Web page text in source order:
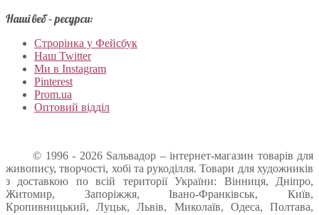
Наші веб – ресурси:
Строрінка у Фейсбук
Наш Twitter
Ми в Instagram
Pinterest
Prom.ua
Оптовий відділ
© 1996 - 2026 Sальвадор – інтернет-магазин товарів для
живопису, творчості, хобі та рукоділля. Товари для художників
з доставкою по всій території України: Вінниця, Дніпро,
Житомир, Запоріжжя, Івано-Франківськ, Київ,
Кропивницький, Луцьк, Львів, Миколаїв, Одеса, Полтава,